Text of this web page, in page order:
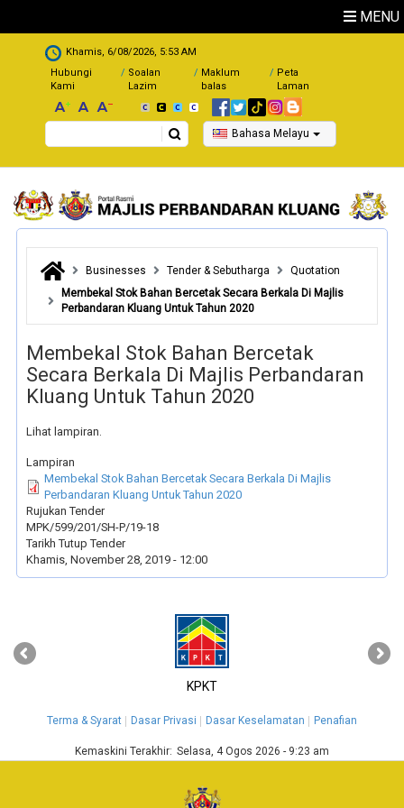
MENU
.
Khamis, 6/08/2026, 5:53 AM
Hubungi
Kami
Soalan
Lazim
Maklum
balas
Peta
Laman
Search Bahasa Melayu
Businesses Tender & Sebutharga
Quotation
Membekal Stok Bahan Bercetak Secara Berkala Di Majlis
Perbandaran Kluang Untuk Tahun 2020
Membekal Stok Bahan Bercetak
Secara Berkala Di Majlis Perbandaran
Kluang Untuk Tahun 2020
Lihat lampiran.
Lampiran
Membekal Stok Bahan Bercetak Secara Berkala Di Majlis
Perbandaran Kluang Untuk Tahun 2020
Rujukan Tender
MPK/599/201/SH-P/19-18
Tarikh Tutup Tender
Khamis, November 28, 2019 - 12:00
KPKT
‹ ›
Terma & Syarat Dasar Privasi Dasar Keselamatan Penafian
Kemaskini Terakhir: Selasa, 4 Ogos 2026 - 9:23 am